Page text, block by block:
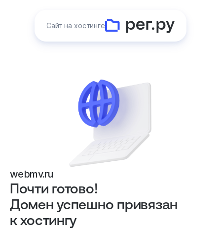
Сайт на хостинге
webmv.ru
Почти готово!
Домен успешно привязан
к хостингу